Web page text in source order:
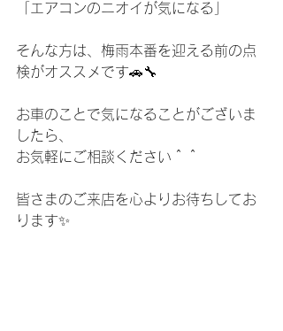
「エアコンのニオイが気になる」
そんな方は、梅雨本番を迎える前の点
検がオススメです🚗🔧
お車のことで気になることがございま
したら、
お気軽にご相談ください＾＾
皆さまのご来店を心よりお待ちしてお
ります✨